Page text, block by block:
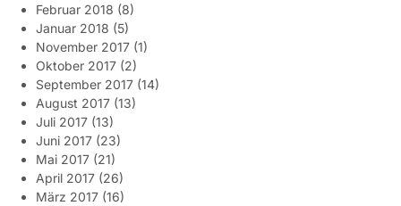
Februar 2018 (8)
Januar 2018 (5)
November 2017 (1)
Oktober 2017 (2)
September 2017 (14)
August 2017 (13)
Juli 2017 (13)
Juni 2017 (23)
Mai 2017 (21)
April 2017 (26)
März 2017 (16)